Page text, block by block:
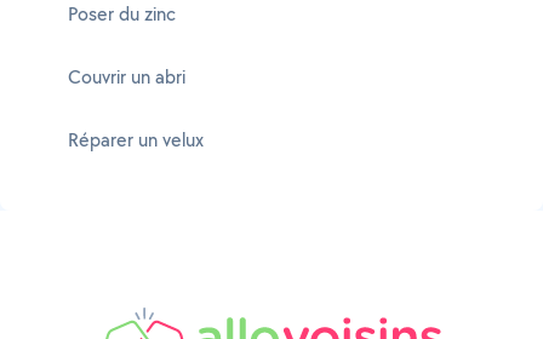
Poser du zinc
Couvrir un abri
Réparer un velux